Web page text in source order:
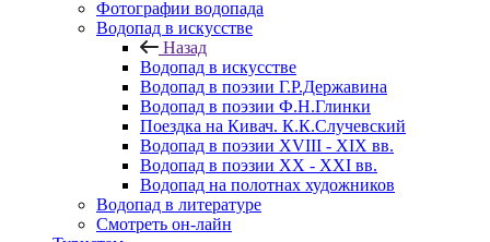
Фотографии водопада
Водопад в искусстве
Назад
Водопад в искусстве
Водопад в поэзии Г.Р.Державина
Водопад в поэзии Ф.Н.Глинки
Поездка на Кивач. К.К.Случевский
Водопад в поэзии XVIII - XIX вв.
Водопад в поэзии XX - XXI вв.
Водопад на полотнах художников
Водопад в литературе
Смотреть он-лайн